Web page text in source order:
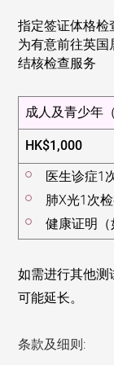
指定签证体格检
为有意前往英
结核检查服务
成人及青少年
HK$1,000
医生诊症1
肺X光1次
健康证明（
如需进行其他测
可能延长。
条款及细则: